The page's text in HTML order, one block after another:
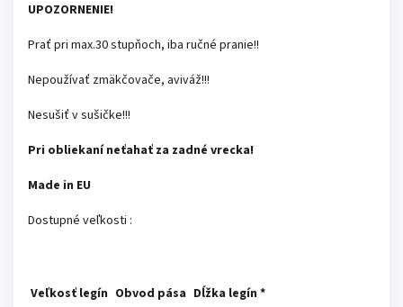
UPOZORNENIE!
Prať pri max.30 stupňoch, iba ručné pranie!!
Nepoužívať zmäkčovače, aviváž!!!
Nesušiť v sušičke!!!
Pri obliekaní neťahať za zadné vrecka!
Made in EU
Dostupné veľkosti :
Veľkosť legín Obvod pása Dĺžka legín *